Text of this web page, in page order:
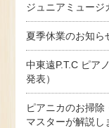
ジュニアミュー
夏季休業のお知ら
中東遠P.T.C ピア
発表）
ピアニカのお掃除
マスターが解説し